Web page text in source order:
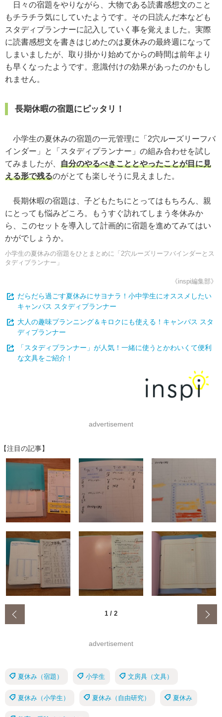
日々の宿題をやりながら、大物である読書感想文のこと
もチラチラ気にしていたようです。その日読んだ本なども
スタディプランナーに記入していく事を覚えました。実際
に読書感想文を書きはじめたのは夏休みの最終週になって
しまいましたが、取り掛かり始めてからの時間は前年より
も早くなったようです。意識付けの効果があったのかもし
れません。
長期休暇の宿題にピッタリ！
小学生の夏休みの宿題の一元管理に「2穴ルーズリーフバ
インダー」と「スタディプランナー」の組み合わせを試し
てみましたが、 自分のやるべきこととやったことが目に見
える形で残るのがとても楽しそうに見えました。
長期休暇の宿題は、子どもたちにとってはもちろん、親
にとっても悩みどころ。もうすぐ訪れてしまう冬休みか
ら、このセットを導入して計画的に宿題を進めてみてはい
かがでしょうか。
小学生の夏休みの宿題をひとまとめに「2穴ルーズリーフバインダーとス
タディプランナー」
《inspi編集部》
だらだら過ごす夏休みにサヨナラ！小中学生にオススメしたい
キャンパス スタディプランナー
大人の趣味プランニング＆キロクにも使える！キャンパス スタ
ディプランナー
「スタディプランナー」が人気！一緒に使うとかわいくて便利
な文具をご紹介！
advertisement
【注目の記事】
1 / 2
advertisement
夏休み（宿題） 小学生 文房具（文具）
夏休み（小学生） 夏休み（自由研究） 夏休み